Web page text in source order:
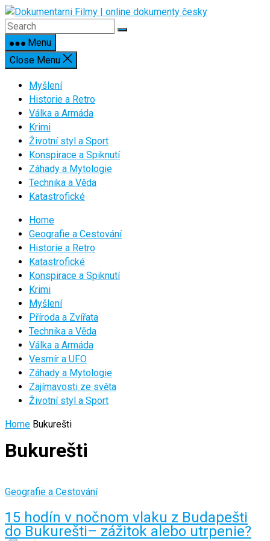
Skip
to
contentMenu
Close Menu
Myšlení
Historie a Retro
Válka a Armáda
Krimi
Životní styl a Sport
Konspirace a Spiknutí
Záhady a Mytologie
Technika a Věda
Katastrofické
Home
Geografie a Cestování
Historie a Retro
Katastrofické
Konspirace a Spiknutí
Krimi
Myšlení
Příroda a Zvířata
Technika a Věda
Válka a Armáda
Vesmír a UFO
Záhady a Mytologie
Zajímavosti ze světa
Životní styl a Sport
Home Bukurešti
Bukurešti
Geografie a Cestování
15 hodín v nočnom vlaku z Budapešti
do Bukurešti– zážitok alebo utrpenie?